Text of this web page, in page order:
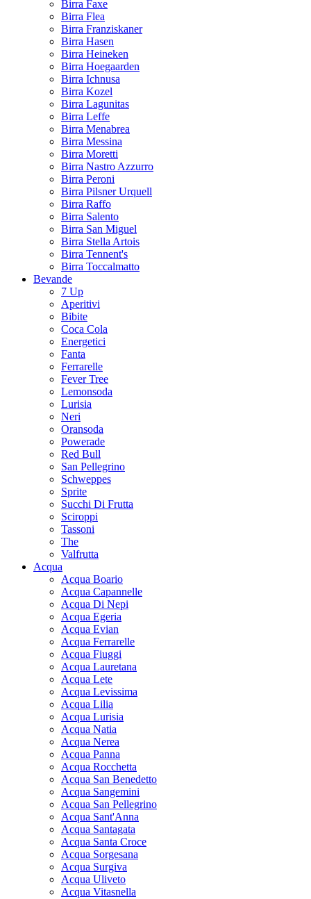
Birra Faxe
Birra Flea
Birra Franziskaner
Birra Hasen
Birra Heineken
Birra Hoegaarden
Birra Ichnusa
Birra Kozel
Birra Lagunitas
Birra Leffe
Birra Menabrea
Birra Messina
Birra Moretti
Birra Nastro Azzurro
Birra Peroni
Birra Pilsner Urquell
Birra Raffo
Birra Salento
Birra San Miguel
Birra Stella Artois
Birra Tennent's
Birra Toccalmatto
Bevande
7 Up
Aperitivi
Bibite
Coca Cola
Energetici
Fanta
Ferrarelle
Fever Tree
Lemonsoda
Lurisia
Neri
Oransoda
Powerade
Red Bull
San Pellegrino
Schweppes
Sprite
Succhi Di Frutta
Sciroppi
Tassoni
The
Valfrutta
Acqua
Acqua Boario
Acqua Capannelle
Acqua Di Nepi
Acqua Egeria
Acqua Evian
Acqua Ferrarelle
Acqua Fiuggi
Acqua Lauretana
Acqua Lete
Acqua Levissima
Acqua Lilia
Acqua Lurisia
Acqua Natia
Acqua Nerea
Acqua Panna
Acqua Rocchetta
Acqua San Benedetto
Acqua Sangemini
Acqua San Pellegrino
Acqua Sant'Anna
Acqua Santagata
Acqua Santa Croce
Acqua Sorgesana
Acqua Surgiva
Acqua Uliveto
Acqua Vitasnella